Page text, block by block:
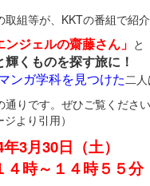
組等が、KKTの番組で紹介
ンジェルの齋藤さん」 と
くものを探す旅に！
ンガ学科を見つけた二人
りです。ぜひご覧ください
より引用）
3月30日（土）
１４時５５分